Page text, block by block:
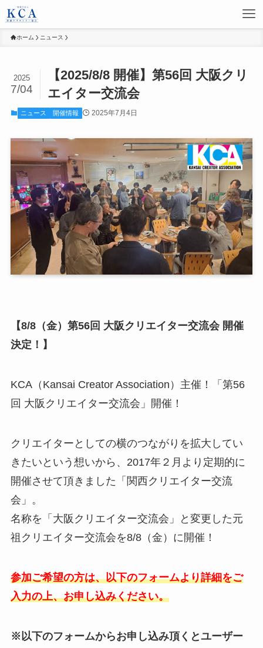
ホーム ニュース
【2025/8/8 開催】第56回 大阪クリ
エイター交流会
2025
7/04
ニュース 開催情報 2025年7月4日
【8/8（金）第56回 大阪クリエイター交流会 開催
決定！】
KCA（Kansai Creator Association）主催！「第56
回 大阪クリエイター交流会」開催！
クリエイターとしての横のつながりを拡大してい
きたいという想いから、2017年２月より定期的に
開催させて頂きました「関西クリエイター交流
会」。
名称を「大阪クリエイター交流会」と変更した元
祖クリエイター交流会を8/8（金）に開催！
参加ご希望の方は、以下のフォームより詳細をご
入力の上、お申し込みください。
※以下のフォームからお申し込み頂くとユーザー